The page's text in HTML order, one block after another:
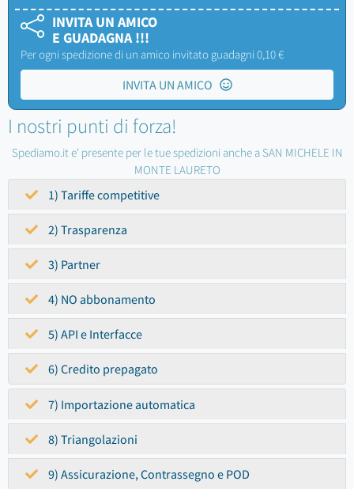
INVITA UN AMICO
E GUADAGNA !!!
Per ogni spedizione di un amico invitato guadagni 0,10 €
INVITA UN AMICO
I nostri punti di forza!
Spediamo.it e' presente per le tue spedizioni anche a SAN MICHELE IN
MONTE LAURETO
1) Tariffe competitive
2) Trasparenza
3) Partner
4) NO abbonamento
5) API e Interfacce
6) Credito prepagato
7) Importazione automatica
8) Triangolazioni
9) Assicurazione, Contrassegno e POD